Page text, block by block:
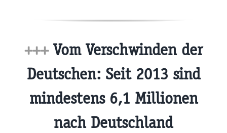
+++Vom Verschwinden der
Deutschen: Seit 2013 sind
mindestens 6,1 Millionen
nach Deutschland